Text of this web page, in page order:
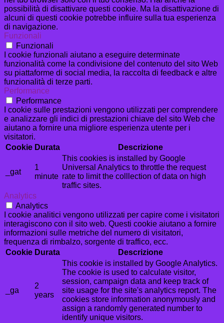
possibilità di disattivare questi cookie. Ma la disattivazione di
alcuni di questi cookie potrebbe influire sulla tua esperienza
di navigazione.
Funzionali
Funzionali
I cookie funzionali aiutano a eseguire determinate
funzionalità come la condivisione del contenuto del sito Web
su piattaforme di social media, la raccolta di feedback e altre
funzionalità di terze parti.
Performance
Performance
I cookie sulle prestazioni vengono utilizzati per comprendere
e analizzare gli indici di prestazioni chiave del sito Web che
aiutano a fornire una migliore esperienza utente per i
visitatori.
Cookie Durata Descrizione
_gat
1
minute
This cookies is installed by Google
Universal Analytics to throttle the request
rate to limit the colllection of data on high
traffic sites.
Analytics
Analytics
I cookie analitici vengono utilizzati per capire come i visitatori
interagiscono con il sito web. Questi cookie aiutano a fornire
informazioni sulle metriche del numero di visitatori,
frequenza di rimbalzo, sorgente di traffico, ecc.
Cookie Durata Descrizione
_ga
2
years
This cookie is installed by Google Analytics.
The cookie is used to calculate visitor,
session, campaign data and keep track of
site usage for the site's analytics report. The
cookies store information anonymously and
assign a randomly generated number to
identify unique visitors.